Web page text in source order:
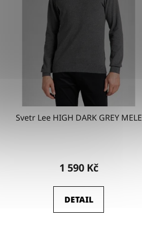
Svetr Lee HIGH DARK GREY MELE
1 590 Kč
DETAIL